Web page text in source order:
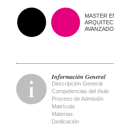
MASTER
Información General
Descripción General
Competencias del título
Proceso de Admisión
Matrícula
Materias
Dedicación